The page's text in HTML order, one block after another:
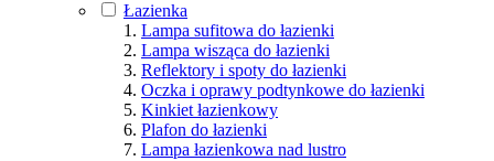
Łazienka
Lampa sufitowa do łazienki
Lampa wisząca do łazienki
Reflektory i spoty do łazienki
Oczka i oprawy podtynkowe do łazienki
Kinkiet łazienkowy
Plafon do łazienki
Lampa łazienkowa nad lustro